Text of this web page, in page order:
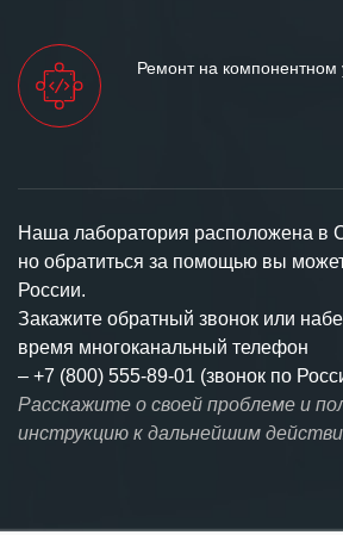
Ремонт на компонентном
Наша лаборатория расположена в
но обратиться за помощью вы
России.
Закажите обратный звонок или
время многоканальный телефон
– +7 (800) 555-89-01 (звонок по
Расскажите о своей проблеме и
инструкцию к дальнейшим